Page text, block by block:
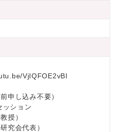
VjIQFOE2vBI
申し込み不要）
ション
授）
究会代表）